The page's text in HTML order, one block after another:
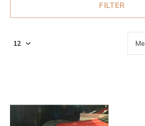
FILTER